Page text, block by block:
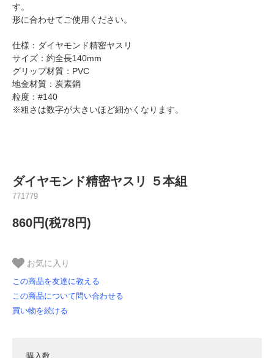
す。
形に合わせてご使用ください。
仕様：ダイヤモンド精密ヤスリ
サイズ：約全長140mm
グリップ材質：PVC
地金材質：炭素鋼
粒度：#140
※粗さは数字が大きいほど細かくなります。
ダイヤモンド精密ヤスリ ５本組
771779
860円(税78円)
お気に入り
この商品を友達に教える
この商品について問い合わせる
買い物を続ける
購入数